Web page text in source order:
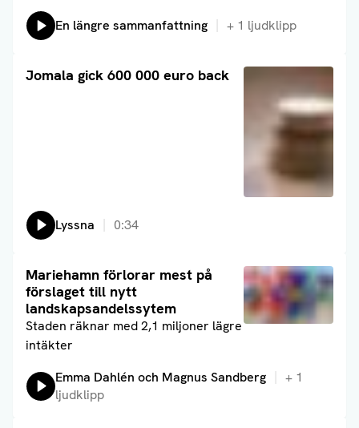
Lyssna på:
En längre sammanfattning + 1 ljudklipp
Jomala gick 600 000 euro back
Läs artikel
Lyssna 0:34
Mariehamn förlorar mest på
förslaget till nytt
landskapsandelssytem
Staden räknar med 2,1 miljoner lägre
intäkter
Läs artikel
Lyssna på:
Emma Dahlén och Magnus Sandberg + 1
ljudklipp